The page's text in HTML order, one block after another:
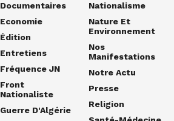
Documentaires
Economie
Édition
Entretiens
Fréquence JN
Front
Nationaliste
Guerre D'Algérie
Nationalisme
Nature Et
Environnement
Nos
Manifestations
Notre Actu
Presse
Religion